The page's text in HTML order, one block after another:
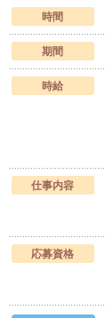
時間
期間
時給
仕事内容
応募資格